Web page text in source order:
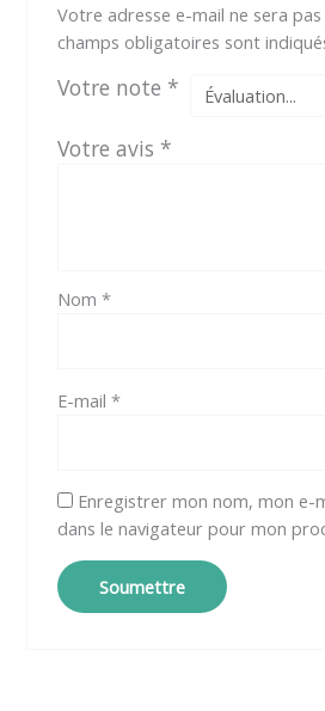
Votre adresse e-mail ne sera pas
champs obligatoires sont
Votre note *
Votre avis *
Nom *
E-mail *
Enregistrer mon nom, mon e-
dans le navigateur pour mon